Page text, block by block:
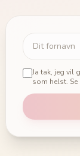
Ja tak, jeg vil
som helst. Se